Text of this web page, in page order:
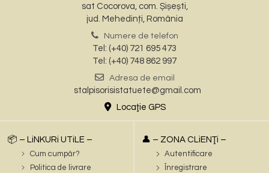
sat Cocorova, com. Șișești,
jud. Mehedinți, România
Numere de telefon
Tel: (+40) 721 695 473
Tel: (+40) 748 862 997
Adresa de email
stalpisorisistatuete@gmail.com
Locaţie GPS
📦 – LiNKURi UTiLE –
Cum cumpăr?
Politica de livrare
👤 – ZONA CLiENŢi –
Autentificare
Înregistrare